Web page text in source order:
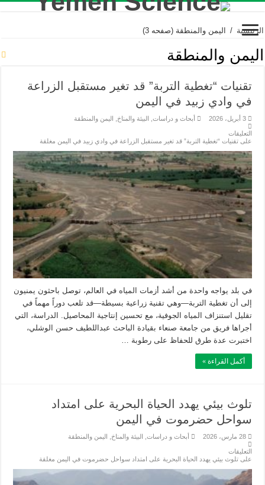
الرئيسية / اليمن والمنطقة (صفحه 3)
اليمن والمنطقة
تقنيات “تغطية التربة” قد تغير مستقبل الزراعة
في وادي زبيد في اليمن
3 أبريل، 2026 أبحاث و دراسات البيئة والمناخ اليمن والمنطقة
التعليقات
على تقنيات “تغطية التربة” قد تغير مستقبل الزراعة في وادي زبيد في اليمن مغلقة
في بلد يواجه واحدة من أشد أزمات المياه في العالم، توصل باحثون يمنيون
إلى أن تغطية التربة—وهي تقنية زراعية بسيطة—قد تلعب دوراً مهماً في
تقليل استنزاف المياه الجوفية، مع تحسين إنتاجية المحاصيل. الدراسة، التي
أجراها فريق من جامعة صنعاء بقيادة الباحث عبداللطيف حسن الوشلي،
اختبرت عدة طرق للحفاظ على رطوبة …
أكمل القراءة »
تلوث بيئي يهدد الحياة البحرية على امتداد
سواحل حضرموت في اليمن
28 مارس، 2026 أبحاث و دراسات البيئة والمناخ اليمن والمنطقة
التعليقات
على تلوث بيئي يهدد الحياة البحرية على امتداد سواحل حضرموت في اليمن مغلقة